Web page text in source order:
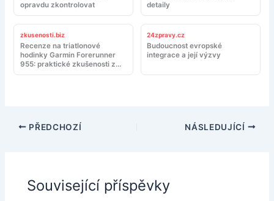
opravdu zkontrolovat
detaily
zkusenosti.biz
Recenze na triatlonové
hodinky Garmin Forerunner
955: praktické zkušenosti z
tréninku a závodů
24zpravy.cz
Budoucnost evropské
integrace a její výzvy
PŘEDCHOZÍ NÁSLEDUJÍCÍ
Související příspěvky